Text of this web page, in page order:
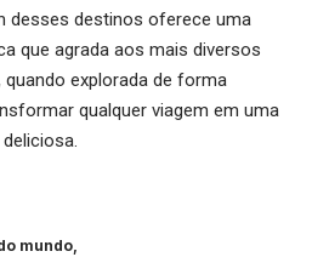
desses destinos oferece uma
que agrada aos mais diversos
explorada de forma
qualquer viagem em uma
mundo